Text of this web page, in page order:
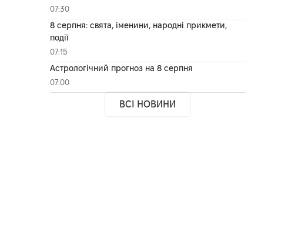
07:30
8 серпня: свята, іменини, народні прикмети,
події
07:15
Астрологічний прогноз на 8 серпня
07:00
ВСІ НОВИНИ